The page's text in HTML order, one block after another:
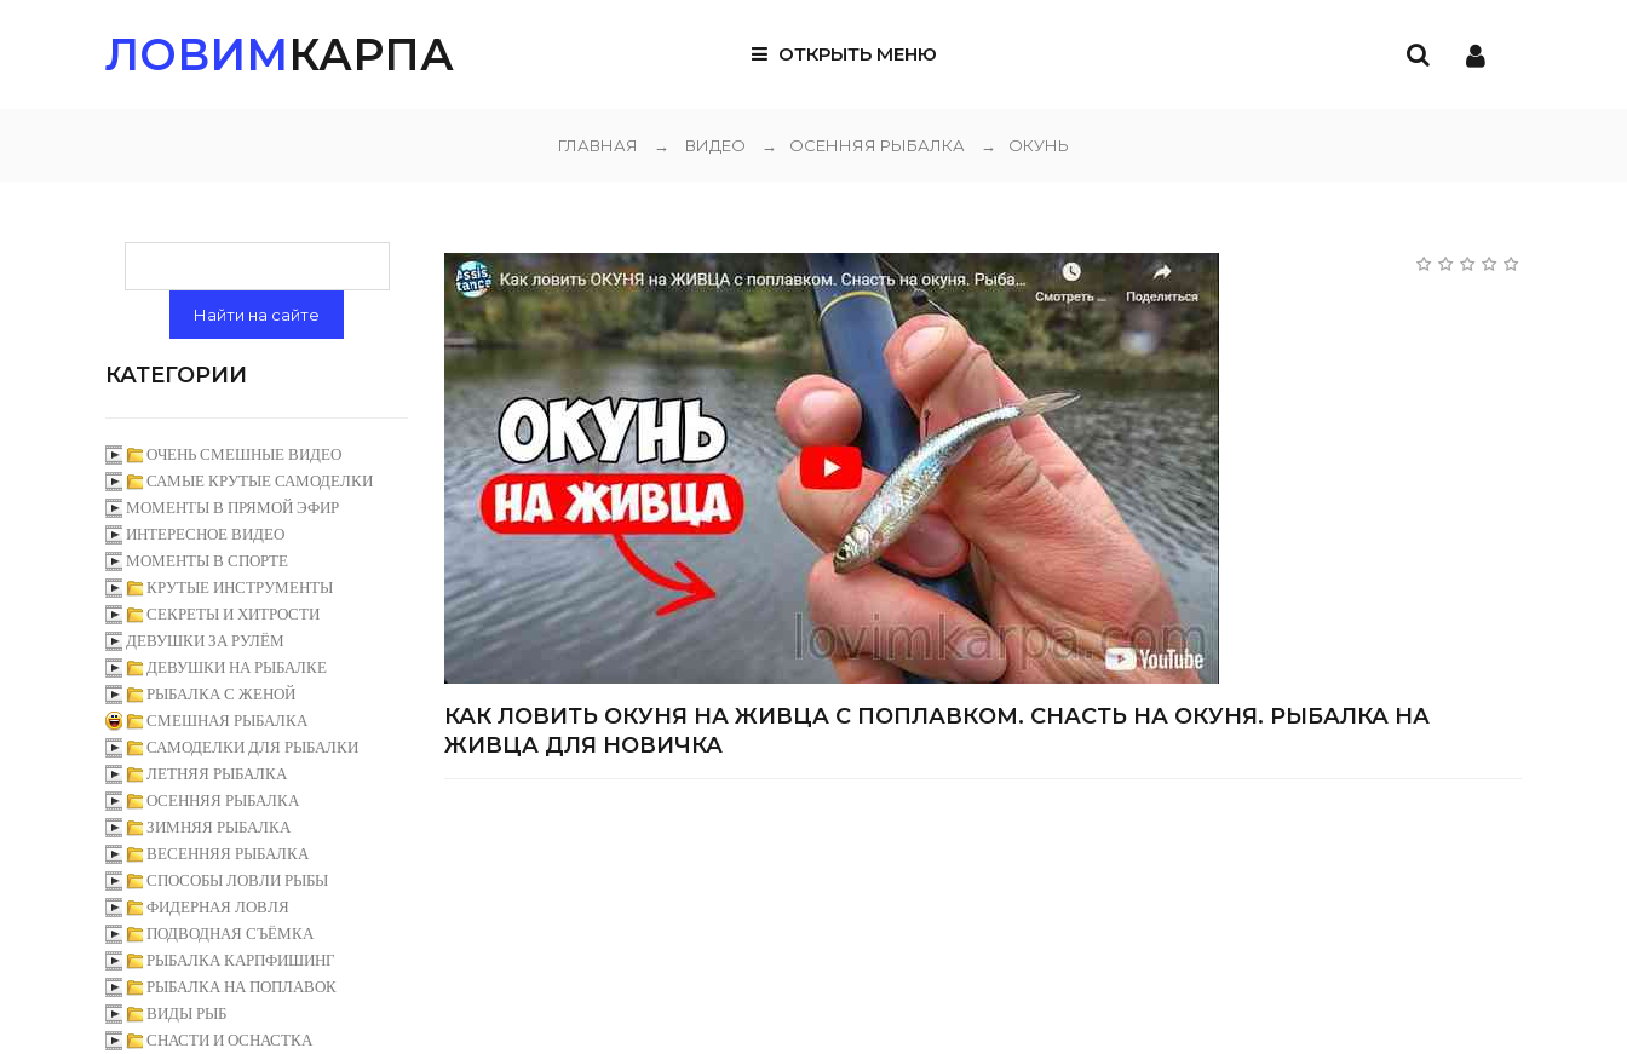
ЛОВИМКАРПА ОТКРЫТЬ МЕНЮ
ГЛАВНАЯ → ВИДЕО → ОСЕННЯЯ РЫБАЛКА → ОКУНЬ
КАК ЛОВИТЬ ОКУНЯ НА ЖИВЦА С ПОПЛАВКОМ. СНАСТЬ НА ОКУНЯ. РЫБАЛКА НА
ЖИВЦА ДЛЯ НОВИЧКА
КАТЕГОРИИ
ОЧЕНЬ СМЕШНЫЕ ВИДЕО
САМЫЕ КРУТЫЕ САМОДЕЛКИ
МОМЕНТЫ В ПРЯМОЙ ЭФИР
ИНТЕРЕСНОЕ ВИДЕО
МОМЕНТЫ В СПОРТЕ
КРУТЫЕ ИНСТРУМЕНТЫ
СЕКРЕТЫ И ХИТРОСТИ
ДЕВУШКИ ЗА РУЛЁМ
ДЕВУШКИ НА РЫБАЛКЕ
РЫБАЛКА С ЖЕНОЙ
СМЕШНАЯ РЫБАЛКА
САМОДЕЛКИ ДЛЯ РЫБАЛКИ
ЛЕТНЯЯ РЫБАЛКА
ОСЕННЯЯ РЫБАЛКА
ЗИМНЯЯ РЫБАЛКА
ВЕСЕННЯЯ РЫБАЛКА
СПОСОБЫ ЛОВЛИ РЫБЫ
ФИДЕРНАЯ ЛОВЛЯ
ПОДВОДНАЯ СЪЁМКА
РЫБАЛКА КАРПФИШИНГ
РЫБАЛКА НА ПОПЛАВОК
ВИДЫ РЫБ
СНАСТИ И ОСНАСТКА